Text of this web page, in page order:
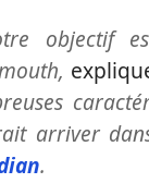
objectif
arriver
.